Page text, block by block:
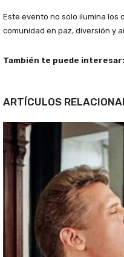
Este evento no solo ilumina los
comunidad en paz, diversión y
También te puede interesar:
ARTÍCULOS